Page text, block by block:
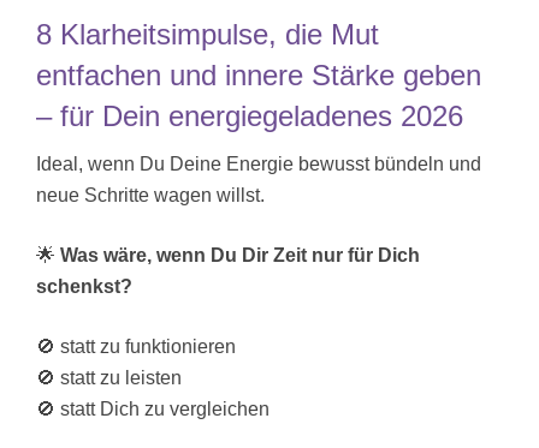
8 Klarheitsimpulse, die Mut
entfachen und innere Stärke geben
– für Dein energiegeladenes 2026
Ideal, wenn Du Deine Energie bewusst bündeln und
neue Schritte wagen willst.
🌟 Was wäre, wenn Du Dir Zeit nur für Dich
schenkst?
🚫 statt zu funktionieren
🚫 statt zu leisten
🚫 statt Dich zu vergleichen